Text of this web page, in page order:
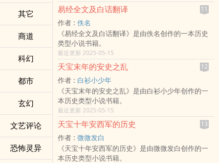
其它
商道
科幻
都市
玄幻
文艺评论
恐怖灵异
易经全文及白话翻译 11
作者 : 佚名
《易经全文及白话翻译》是由佚名创作的一本历史
类型小说书籍。
最近更新 2025-05-15
天宝末年的安史之乱 12
作者 : 白衫小少年
《天宝末年的安史之乱》是由白衫小少年创作的一
本历史类型小说书籍。
最近更新 2025-05-15
天宝十年安西军的历史 13
作者 : 微微发白
《天宝十年安西军的历史》是由微微发白创作的一
本历史类型小说书籍。